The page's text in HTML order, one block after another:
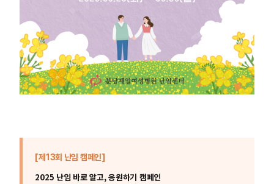
[제13회 난임 캠페인]
2025 난임 바로 알고, 응원하기 캠페인